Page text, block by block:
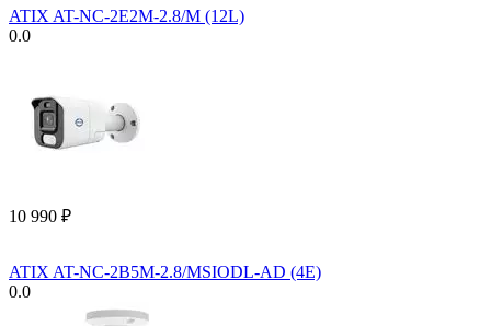
ATIX AT-NC-2E2M-2.8/M (12L)
0.0
10 990 ₽
ATIX AT-NC-2B5M-2.8/MSIODL-AD (4E)
0.0